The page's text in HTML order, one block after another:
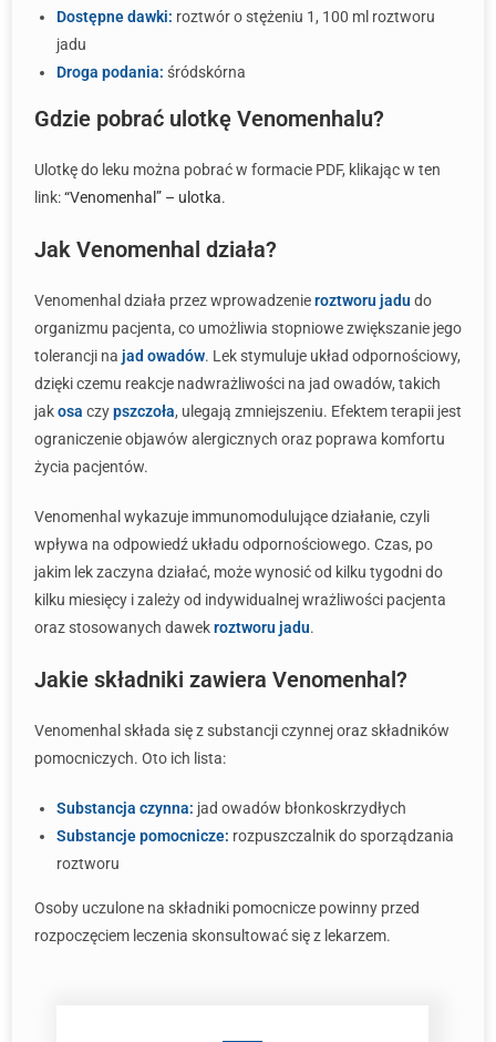
Dostępne dawki: roztwór o stężeniu 1, 100 ml roztworu
jadu
Droga podania: śródskórna
Gdzie pobrać ulotkę Venomenhalu?
Ulotkę do leku można pobrać w formacie PDF, klikając w ten
link:“Venomenhal” – ulotka.
Jak Venomenhal działa?
Venomenhal działa przez wprowadzenieroztworu jadu do
organizmu pacjenta, co umożliwia stopniowe zwiększanie jego
tolerancji na jad owadów. Lek stymuluje układ odpornościowy,
dzięki czemu reakcje nadwrażliwości na jad owadów, takich
jakosa czypszczoła, ulegają zmniejszeniu. Efektem terapii jest
ograniczenie objawów alergicznych oraz poprawa komfortu
życia pacjentów.
Venomenhal wykazuje immunomodulujące działanie, czyli
wpływa na odpowiedź układu odpornościowego. Czas, po
jakim lek zaczyna działać, może wynosić od kilku tygodni do
kilku miesięcy i zależy od indywidualnej wrażliwości pacjenta
oraz stosowanych dawekroztworu jadu.
Jakie składniki zawiera Venomenhal?
Venomenhal składa się z substancji czynnej oraz składników
pomocniczych. Oto ich lista:
Substancja czynna: jad owadów błonkoskrzydłych
Substancje pomocnicze: rozpuszczalnik do sporządzania
roztworu
Osoby uczulone na składniki pomocnicze powinny przed
rozpoczęciem leczenia skonsultować się z lekarzem.